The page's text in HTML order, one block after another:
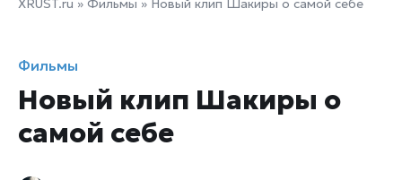
XRUST.ru » Фильмы » Новый клип Шакиры о самой себе
Фильмы
Новый клип Шакиры о
самой себе